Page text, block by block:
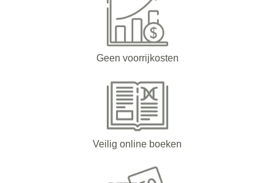
Geen voorrijkosten
Veilig online boeken